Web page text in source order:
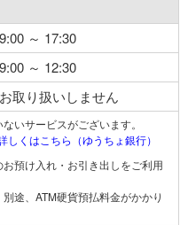
9:00 ～ 17:30
9:00 ～ 12:30
お取り扱いしません
いサービスがございます。
くはこちら（ゆうちょ銀行）
預け入れ・お引き出しをご利用
途、ATM硬貨預払料金がかかり